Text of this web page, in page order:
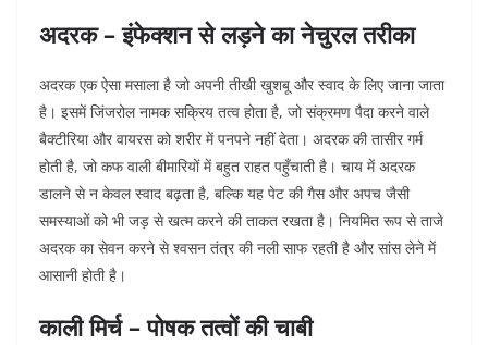
अदरक – इंफेक्शन से लड़ने का नेचुरल तरीका
अदरक एक ऐसा मसाला है जो अपनी तीखी खुशबू और स्वाद के लिए जाना जाता
है। इसमें जिंजरोल नामक सक्रिय तत्व होता है, जो संक्रमण पैदा करने वाले
बैक्टीरिया और वायरस को शरीर में पनपने नहीं देता। अदरक की तासीर गर्म
होती है, जो कफ वाली बीमारियों में बहुत राहत पहुँचाती है। चाय में अदरक
डालने से न केवल स्वाद बढ़ता है, बल्कि यह पेट की गैस और अपच जैसी
समस्याओं को भी जड़ से खत्म करने की ताकत रखता है। नियमित रूप से ताजे
अदरक का सेवन करने से श्वसन तंत्र की नली साफ रहती है और सांस लेने में
आसानी होती है।
काली मिर्च – पोषक तत्वों की चाबी